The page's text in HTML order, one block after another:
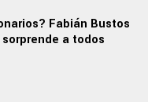
Fabián Bustos
a todos